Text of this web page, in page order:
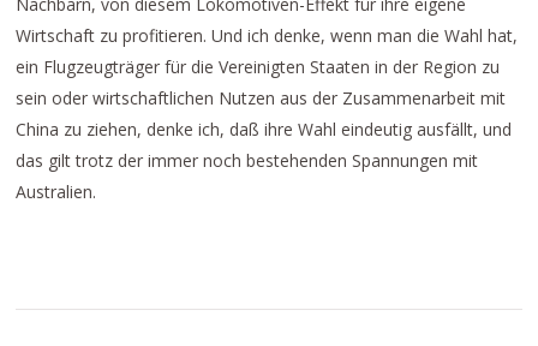
Nachbarn, von diesem Lokomotiven-Effekt für ihre eigene
Wirtschaft zu profitieren. Und ich denke, wenn man die Wahl hat,
ein Flugzeugträger für die Vereinigten Staaten in der Region zu
sein oder wirtschaftlichen Nutzen aus der Zusammenarbeit mit
China zu ziehen, denke ich, daß ihre Wahl eindeutig ausfällt, und
das gilt trotz der immer noch bestehenden Spannungen mit
Australien.